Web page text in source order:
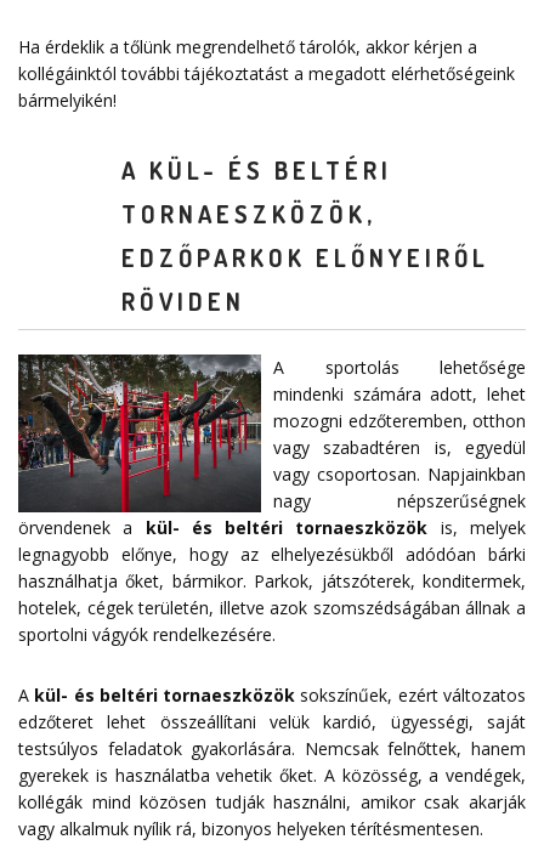
Ha érdeklik a tőlünk megrendelhető tárolók, akkor kérjen a
kollégáinktól további tájékoztatást a megadott elérhetőségeink
bármelyikén!
A KÜL- ÉS BELTÉRI
TORNAESZKÖZÖK,
EDZŐPARKOK ELŐNYEIRŐL
RÖVIDEN
A sportolás lehetősége
mindenki számára adott, lehet
mozogni edzőteremben, otthon
vagy szabadtéren is, egyedül
vagy csoportosan. Napjainkban
nagy népszerűségnek
örvendenek a kül- és beltéri tornaeszközök is, melyek
legnagyobb előnye, hogy az elhelyezésükből adódóan bárki
használhatja őket, bármikor. Parkok, játszóterek, konditermek,
hotelek, cégek területén, illetve azok szomszédságában állnak a
sportolni vágyók rendelkezésére.
A kül- és beltéri tornaeszközök sokszínűek, ezért változatos
edzőteret lehet összeállítani velük kardió, ügyességi, saját
testsúlyos feladatok gyakorlására. Nemcsak felnőttek, hanem
gyerekek is használatba vehetik őket. A közösség, a vendégek,
kollégák mind közösen tudják használni, amikor csak akarják
vagy alkalmuk nyílik rá, bizonyos helyeken térítésmentesen.